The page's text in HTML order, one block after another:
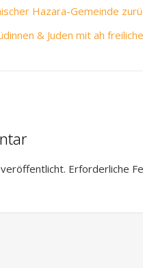
Hazara-Gemeinde
& Juden mit ah
Erforderliche